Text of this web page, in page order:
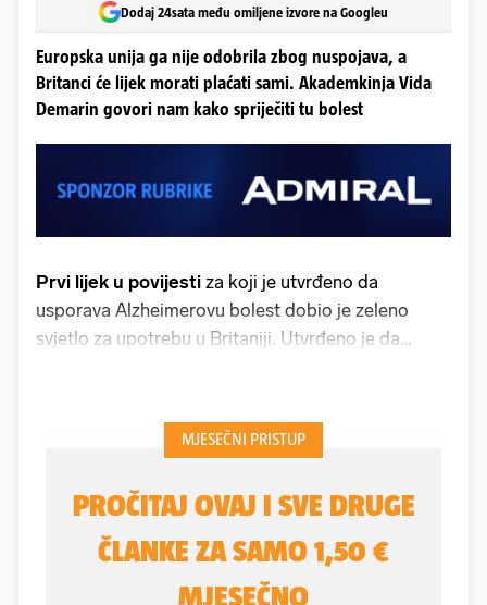
Dodaj 24sata među omiljene izvore na Googleu
Europska unija ga nije odobrila zbog nuspojava, a
Britanci će lijek morati plaćati sami. Akademkinja Vida
Demarin govori nam kako spriječiti tu bolest
Prvi lijek u povijesti za koji je utvrđeno da
usporava Alzheimerovu bolest dobio je zeleno
svjetlo za upotrebu u Britaniji. Utvrđeno je da